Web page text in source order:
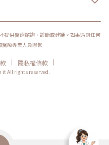
提供醫療諮詢、診斷或建議。如果遇到任何
醫療專業人員聯繫
| 隱私權條款
|
All rights reserved.